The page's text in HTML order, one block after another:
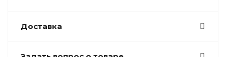
Доставка